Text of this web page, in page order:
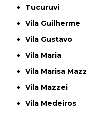
Tucuruvi
Vila Guilherme
Vila Gustavo
Vila Maria
Vila Marisa
Vila Mazzei
Vila Medeiros